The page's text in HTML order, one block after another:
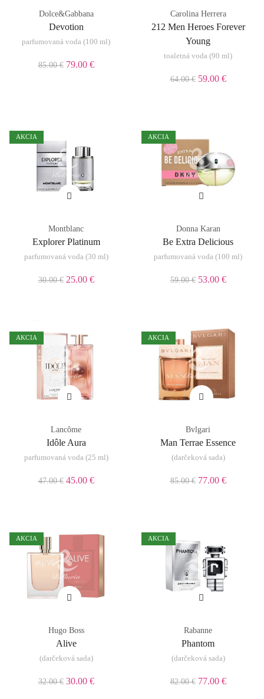
Dolce&Gabbana
Devotion
parfumovaná voda (100 ml)
85.00 € 79.00 €
Carolina Herrera
212 Men Heroes Forever
Young
toaletná voda (90 ml)
64.00 € 59.00 €
AKCIA
Montblanc
Explorer Platinum
parfumovaná voda (30 ml)
30.00 € 25.00 €
AKCIA
Donna Karan
Be Extra Delicious
parfumovaná voda (100 ml)
59.00 € 53.00 €
AKCIA
Lancôme
Idôle Aura
parfumovaná voda (25 ml)
47.00 € 45.00 €
AKCIA
Bvlgari
Man Terrae Essence
(darčeková sada)
85.00 € 77.00 €
AKCIA
Hugo Boss
Alive
(darčeková sada)
32.00 € 30.00 €
AKCIA
Rabanne
Phantom
(darčeková sada)
82.00 € 77.00 €